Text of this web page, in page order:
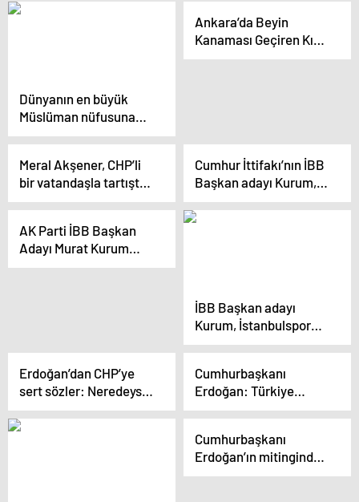
Teröristleri Davulla
yükseldikçe
darbecilerin güç
mücadelesi aşağı
Dünyanın en büyük
Müslüman nüfusuna
sahip ülkesi ilk beş
hedefine ulaşabilir mi?
Ankara’da Beyin
Kanaması Geçiren Kız
Öğrencinin Öğretmeni
Meral Akşener, CHP’li
bir vatandaşla tartıştı:
‘Sizin için mi parti
Cumhur İttifakı’nın İBB
Başkan adayı Kurum,
canlı yayında konuştu
Açıklaması
AK Parti İBB Başkan
Adayı Murat Kurum
İstanbulspor Kulübü’nü
İBB Başkan adayı
Kurum, İstanbulspor
Kulübünü ziyaret etti
Erdoğan’dan CHP’ye
sert sözler: Neredeyse
Kılıçdaroğlu’nun kedisi
Şero’yu bile kapıdan
Cumhurbaşkanı
Erdoğan: Türkiye
Savunma Sanayi
Yazıyor
Cumhurbaşkanı
Erdoğan’ın mitinginde
“İsrail ile ticaret